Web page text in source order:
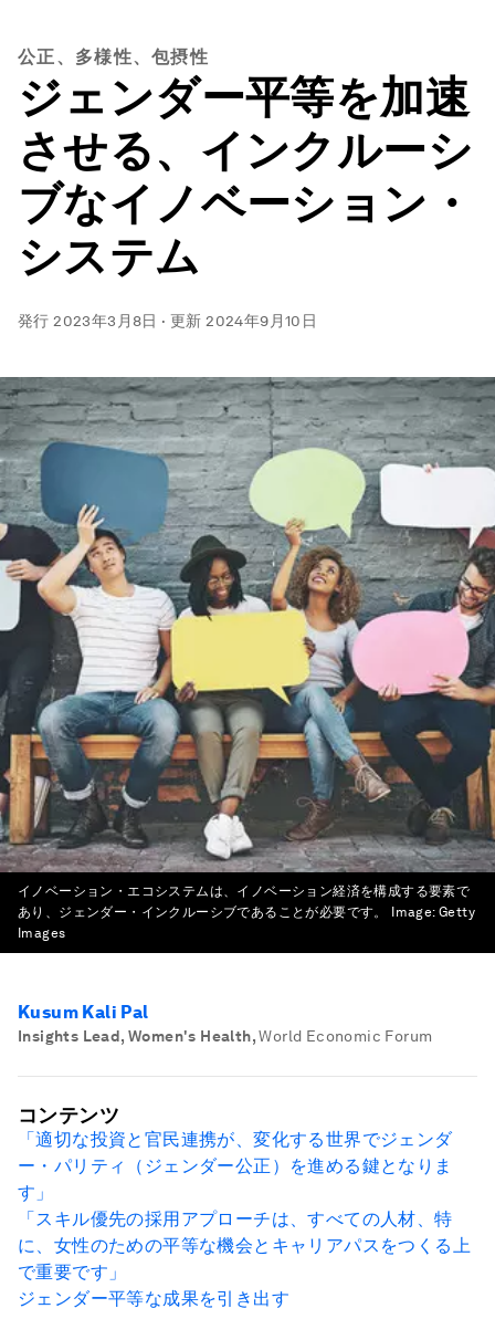
公正、多様性、包摂性
ジェンダー平等を加速
させる、インクルーシ
ブなイノベーション・
システム
発行2023年3月8日 ·更新2024年9月10日
イノベーション・エコシステムは、イノベーション経済を構成する要素で
あり、ジェンダー・インクルーシブであることが必要です。
Image:Getty
Images
Kusum Kali Pal
Insights Lead, Women's Health, World Economic Forum
コンテンツ
「適切な投資と官民連携が、変化する世界でジェンダ
ー・パリティ（ジェンダー公正）を進める鍵となりま
す」
「スキル優先の採用アプローチは、すべての人材、特
に、女性のための平等な機会とキャリアパスをつくる上
で重要です」
ジェンダー平等な成果を引き出す